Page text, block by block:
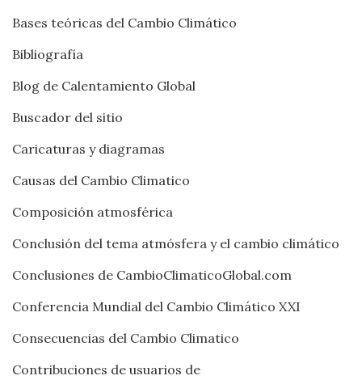
Bases teóricas del Cambio Climático
Bibliografía
Blog de Calentamiento Global
Buscador del sitio
Caricaturas y diagramas
Causas del Cambio Climatico
Composición atmosférica
Conclusión del tema atmósfera y el cambio climático
Conclusiones de CambioClimaticoGlobal.com
Conferencia Mundial del Cambio Climático XXI
Consecuencias del Cambio Climatico
Contribuciones de usuarios de